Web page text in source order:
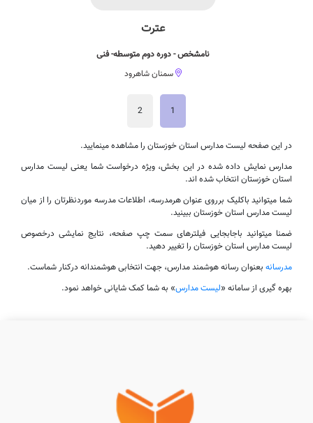
عترت
نامشخص - دوره دوم متوسطه- فنی
سمنان شاهرود
1
2
در این صفحه لیست مدارس استان خوزستان را مشاهده مینمایید.
مدارس نمایش داده شده در این بخش، ویژه درخواست شما یعنی لیست مدارس
استان خوزستان انتخاب شده اند.
شما میتوانید باکلیک برروی عنوان هرمدرسه، اطلاعات مدرسه موردنظرتان را از میان
لیست مدارس استان خوزستان ببینید.
ضمنا میتوانید باجابجایی فیلترهای سمت چپ صفحه، نتایج نمایشی درخصوص
لیست مدارس استان خوزستان را تغییر دهید.
مدرسانه بعنوان رسانه هوشمند مدارس، جهت انتخابی هوشمندانه درکنار شماست.
بهره گیری از سامانه «لیست مدارس» به شما کمک شایانی خواهد نمود.